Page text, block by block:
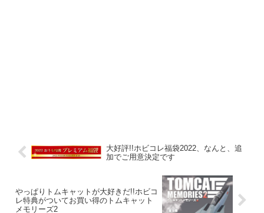
大好評!!ホビコレ福袋2022、なんと、追
加でご用意決定です
やっぱりトムキャットが大好きだ!!ホビコ
レ特典がついてお買い得のトムキャット
メモリーズ2